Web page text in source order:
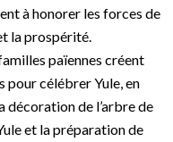
à honorer les forces de
la prospérité.
païennes créent
pour célébrer Yule, en
décoration de l’arbre de
et la préparation de